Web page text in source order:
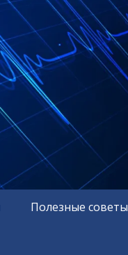
Полезные советы